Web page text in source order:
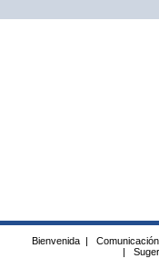
Bienvenida | Comunicación
|